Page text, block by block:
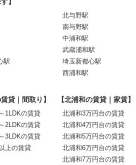
駅
北与野駅
南与野駅
中浦和駅
武蔵浦和駅
埼玉新都心駅
西浦和駅
貸｜間取り】
1LDKの賃貸
2LDKの賃貸
3LDKの賃貸
上の賃貸
【北浦和の賃貸｜家賃】
北浦和3万円台の賃貸
北浦和4万円台の賃貸
北浦和5万円台の賃貸
北浦和6万円台の賃貸
北浦和7万円台の賃貸